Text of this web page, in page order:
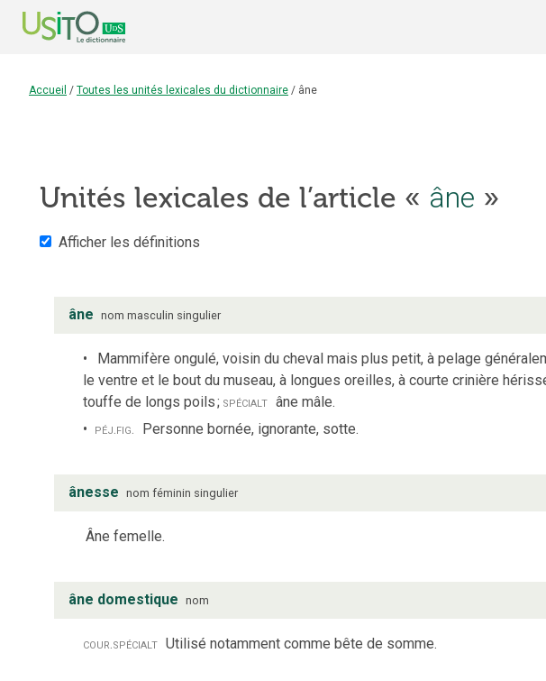
Accueil / Toutes les unités lexicales du dictionnaire / âne
Unités lexicales de l’article « âne »
Afficher les définitions
âne nom masculin singulier
Mammifère ongulé, voisin du cheval mais plus petit, à pelage
le ventre et le bout du museau, à longues oreilles, à courte crinière
touffe de longs poils; spécialt âne mâle.
péj.fig. Personne bornée, ignorante, sotte.
ânesse nom féminin singulier
Âne femelle.
âne domestique nom
cour.spécialt Utilisé notamment comme bête de somme.